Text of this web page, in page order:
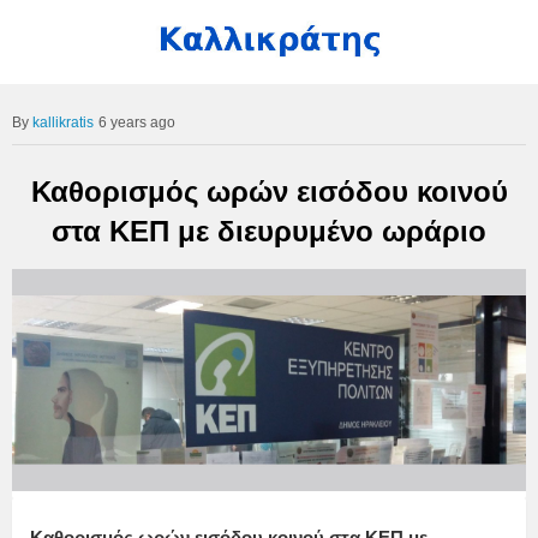
kallikratis 6 years ago
Καθορισμός ωρών εισόδου κοινού
στα ΚΕΠ με διευρυμένο ωράριο